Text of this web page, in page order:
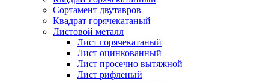
Сортамент двутавров
Квадрат горячекатаный
Листовой металл
Лист горячекатаный
Лист оцинкованный
Лист просечно вытяжной
Лист рифленый